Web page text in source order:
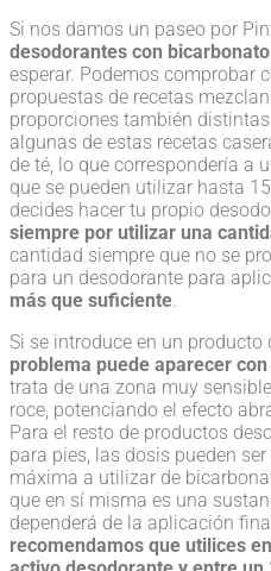
Si nos damos un paseo por
desodorantes con
esperar. Podemos comprobar
propuestas de recetas
proporciones también
algunas de estas recetas
de té, lo que correspondería a
que se pueden utilizar hasta
decides hacer tu propio
siempre por utilizar una
cantidad siempre que no se
para un desodorante para
más que suficiente
Si se introduce en un producto
problema puede aparecer
trata de una zona muy
roce, potenciando el efecto
Para el resto de productos
para pies, las dosis pueden
máxima a utilizar de
que en sí misma es una
dependerá de la aplicación
recomendamos que utilices